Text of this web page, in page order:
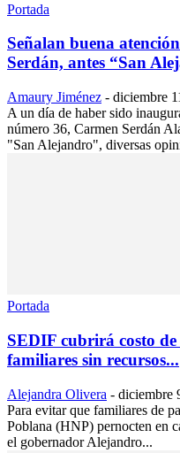
Portada
Señalan buena
Serdán, antes “San
Amaury Jiménez - diciembre
A un día de haber sido
número 36, Carmen Serdán
"San Alejandro", diversas
Portada
SEDIF cubrirá costo
familiares sin recursos...
Alejandra Olivera - diciembre
Para evitar que familiares de
Poblana (HNP) pernocten en
el gobernador Alejandro...